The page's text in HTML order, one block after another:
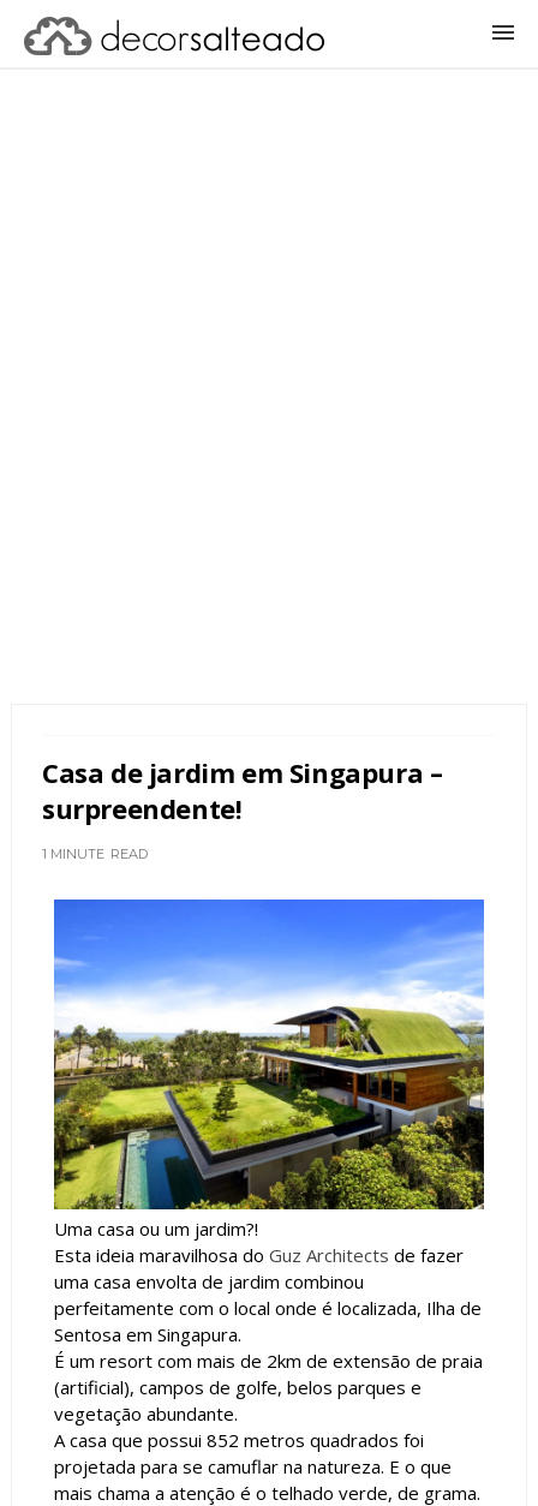
Casa de jardim em Singapura –
surpreendente!
1 MINUTE READ
Uma casa ou um jardim?!
Esta ideia maravilhosa do Guz Architects de fazer
uma casa envolta de jardim combinou
perfeitamente com o local onde é localizada, Ilha de
Sentosa em Singapura.
É um resort com mais de 2km de extensão de praia
(artificial), campos de golfe, belos parques e
vegetação abundante.
A casa que possui 852 metros quadrados foi
projetada para se camuflar na natureza. E o que
mais chama a atenção é o telhado verde, de grama.